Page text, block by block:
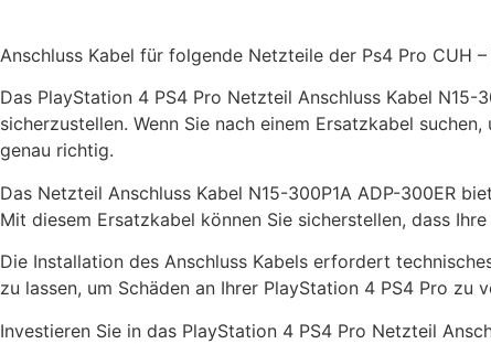
Anschluss Kabel für folgende Netzteile der Ps4 Pro CUH
Das PlayStation 4 PS4 Pro Netzteil Anschluss Kabel
sicherzustellen. Wenn Sie nach einem Ersatzkabel
genau richtig.
Das Netzteil Anschluss Kabel N15-300P1A ADP-300ER
Mit diesem Ersatzkabel können Sie sicherstellen, dass
Die Installation des Anschluss Kabels erfordert
zu lassen, um Schäden an Ihrer PlayStation 4 PS4 Pro zu
Investieren Sie in das PlayStation 4 PS4 Pro Netzteil